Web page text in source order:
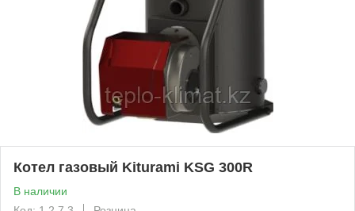
Котел газовый Kiturami KSG 300R
В наличии